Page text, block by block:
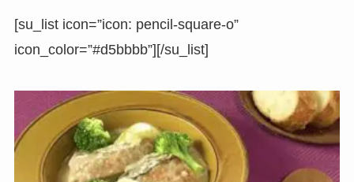
[su_list icon=”icon: pencil-square-o”
icon_color=”#d5bbbb”][/su_list]